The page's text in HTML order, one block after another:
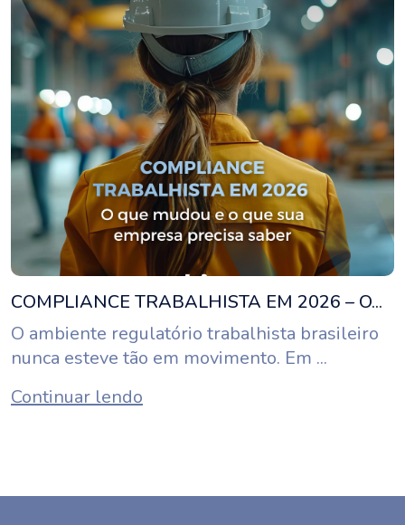
COMPLIANCE TRABALHISTA EM 2026 – O...
O ambiente regulatório trabalhista brasileiro
nunca esteve tão em movimento. Em ...
Continuar lendo